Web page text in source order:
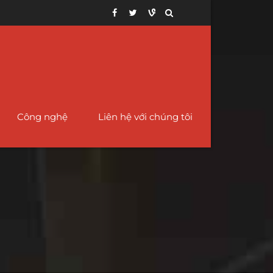
Công nghệ Liên hệ với chúng tôi